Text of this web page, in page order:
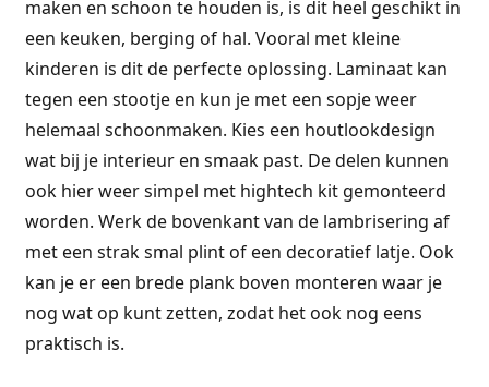
maken en schoon te houden is, is dit heel geschikt in
een keuken, berging of hal. Vooral met kleine
kinderen is dit de perfecte oplossing. Laminaat kan
tegen een stootje en kun je met een sopje weer
helemaal schoonmaken. Kies een houtlookdesign
wat bij je interieur en smaak past. De delen kunnen
ook hier weer simpel met hightech kit gemonteerd
worden. Werk de bovenkant van de lambrisering af
met een strak smal plint of een decoratief latje. Ook
kan je er een brede plank boven monteren waar je
nog wat op kunt zetten, zodat het ook nog eens
praktisch is.